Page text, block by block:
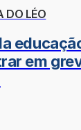
DO LÉO
em